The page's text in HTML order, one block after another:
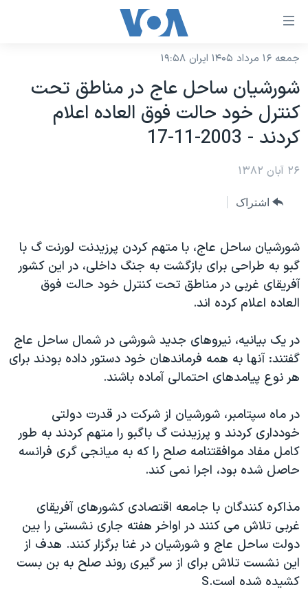
لینکهای
دسترسی
جهش
به
محتوای
اصلی
به
صفحه
به
جستجو
نسخه سبک وب‌سایت
موضوع ها
آمریکا
جهان
گزیده‌ها
ویژه برنامه‌ها
ویدیوها
حقوق شهروندی
اسرائیل در جنگ
گالری عکس
آرشیو پخش زنده
برنامه های تلویزیونی
جدول برنامه ها
صفحه‌های ویژه
عملیات خشم حماسی
۲۵۰سالگی آمریکا
بایگانی برنامه‌های تلویزیونی
انتخابات ریاست جمهوری آمریکا ۲۰۲۴
حمله جمهوری اسلامی به اسرائیل
ورزش زنان در ایران
اعتراضات زن، زندگی، آزادی
مجموعه مستندهای دادخواهی
دادگاه حمید نوری
چهل سال گروگان‌گیری
قانون شفافیت دارائی کادر رهبری ایران
پخش رادیویی
یادگیری زبان انگلیسی
زبانهای مختلف
جمعه ۱۶ مرداد ۱۴۰۵ ایران ۱۹:۵۸
شورشيان ساحل عاج در مناطق تحت
کنترل خود حالت فوق العاده اعلام
کردند - 2003-11-17
۲۶ آبان ۱۳۸۲
اشتراک
شورشيان ساحل عاج، با متهم کردن پرزيدنت لورنت گ با
گبو به طراحی برای بازگشت به جنگ داخلی، در اين کشور
آفريقای غربی در مناطق تحت کنترل خود حالت فوق
العاده اعلام کرده اند.
در يک بيانيه، نيروهای جديد شورشی در شمال ساحل عاج
گفتند: آنها به همه فرماندهان خود دستور داده بودند برای
هر نوع پيامدهای احتمالی آماده باشند.
در ماه سپتامبر، شورشيان از شرکت در قدرت دولتی
خودداری کردند و پرزيدنت گ باگبو را متهم کردند به طور
کامل مفاد موافقتنامه صلح را که به ميانجی گری فرانسه
حاصل شده بود، اجرا نمی کند.
مذاکره کنندگان با جامعه اقتصادی کشورهای آفريقای
غربی تلاش می کنند در اواخر هفته جاری نشستی را بين
دولت ساحل عاج و شورشيان در غنا برگزار کنند. هدف از
اين نشست تلاش برای از سر گيری روند صلح به بن بست
کشيده شده است.S